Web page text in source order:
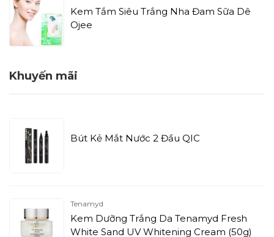
Kem Tắm Siêu Trắng Nha Đam Sữa Dê
Ojee
Khuyến mãi
Bút Kẻ Mắt Nước 2 Đầu QIC
Tenamyd
Kem Dưỡng Trắng Da Tenamyd Fresh
White Sand UV Whitening Cream (50g)